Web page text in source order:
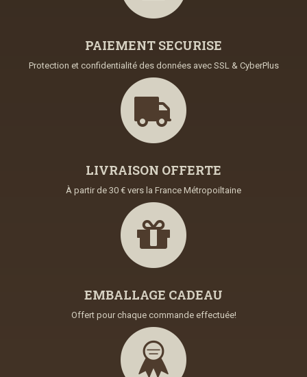
PAIEMENT SECURISE
Protection et confidentialité des données avec SSL & CyberPlus
LIVRAISON OFFERTE
À partir de 30 € vers la France Métropoiltaine
EMBALLAGE CADEAU
Offert pour chaque commande effectuée!